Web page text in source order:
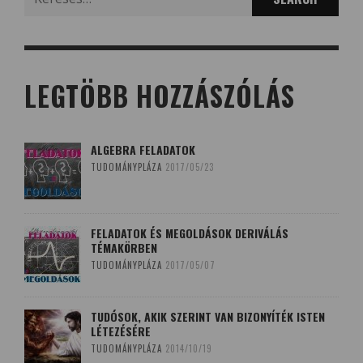
for:
LEGTÖBB HOZZÁSZÓLÁS
ALGEBRA FELADATOK
TUDOMÁNYPLÁZA 2017/05/23
FELADATOK ÉS MEGOLDÁSOK DERIVÁLÁS
TÉMAKÖRBEN
TUDOMÁNYPLÁZA 2017/05/07
TUDÓSOK, AKIK SZERINT VAN BIZONYÍTÉK ISTEN
LÉTEZÉSÉRE
TUDOMÁNYPLÁZA 2014/10/19